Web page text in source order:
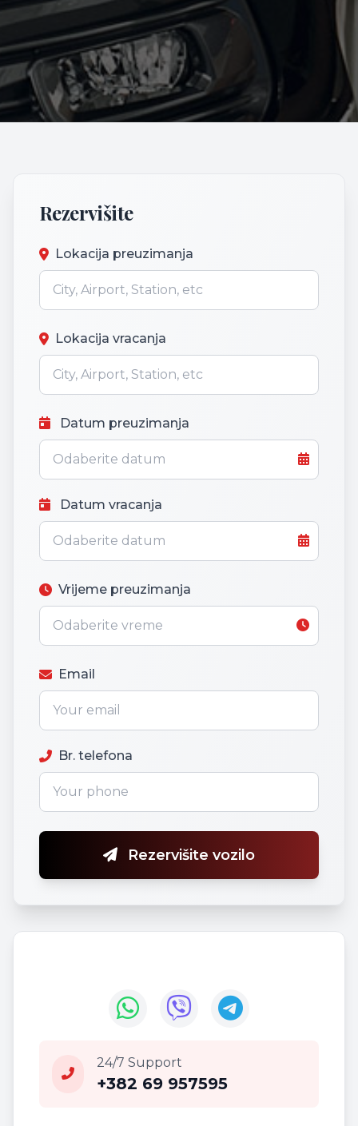
Rezervišite
Lokacija preuzimanja
Lokacija vracanja
Datum preuzimanja
Datum vracanja
Vrijeme preuzimanja
Email
Br. telefona
Rezervišite vozilo
24/7 Support
+382 69 957595